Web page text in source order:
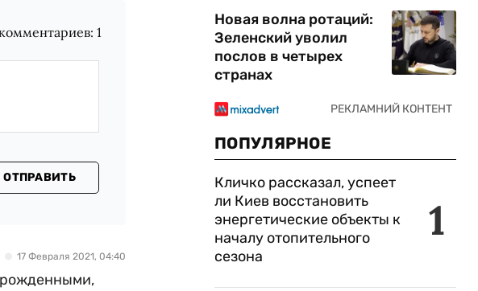
1
ОТПРАВИТЬ
17 Февраля 2021, 04:40
Новая волна ротаций:
Зеленский уволил
послов в четырех
странах
ПОПУЛЯРНОЕ
1
Кличко рассказал, успеет
ли Киев восстановить
энергетические объекты к
началу отопительного
сезона